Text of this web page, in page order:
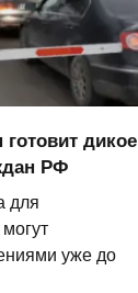
дикое
РФ
для
уже до